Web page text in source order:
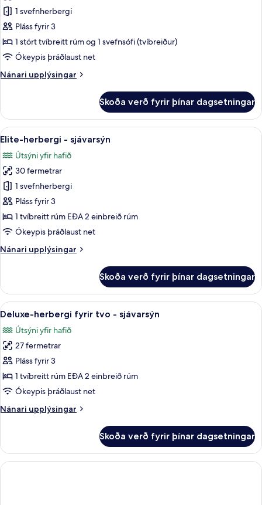
Executive-
herbergi
-
einkasundlaug
1 svefnherbergi
Pláss fyrir 3
1 stórt tvíbreitt rúm og 1 svefnsófi (tvíbreiður)
Ókeypis þráðlaust net
Nánari upplýsingar
Nánari
herbergi
einkasundlaug
Skoða verð fyrir þínar dagsetningar
Skoða
allar
myndir
fyrir
Elite-
herbergi
-
sjávarsýn
Elite-herbergi - sjávarsýn | 1
6
Elite-herbergi - sjávarsýn
Útsýni yfir hafið
30 fermetrar
1 svefnherbergi
Pláss fyrir 3
1 tvíbreitt rúm EÐA 2 einbreið rúm
Ókeypis þráðlaust net
Nánari upplýsingar
Nánari
herbergi
sjávarsýn
Skoða verð fyrir þínar dagsetningar
Skoða
allar
myndir
fyrir
Deluxe-
herbergi
fyrir
-
Deluxe-herbergi fyrir tvo -
6
Deluxe-herbergi fyrir tvo - sjávarsýn
Útsýni yfir hafið
27 fermetrar
Pláss fyrir 3
1 tvíbreitt rúm EÐA 2 einbreið rúm
Ókeypis þráðlaust net
Nánari upplýsingar
Nánari
herbergi
fyrir
tvo
Skoða verð fyrir þínar dagsetningar